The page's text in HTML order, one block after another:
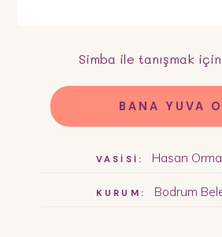
Simba ile tanışmak
BANA YUVA
VASİSİ: Hasan
KURUM: Bodrum